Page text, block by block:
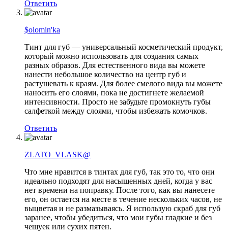
Ответить
$olomin'ka
Тинт для губ — универсальный косметический продукт,
который можно использовать для создания самых
разных образов. Для естественного вида вы можете
нанести небольшое количество на центр губ и
растушевать к краям. Для более смелого вида вы можете
наносить его слоями, пока не достигнете желаемой
интенсивности. Просто не забудьте промокнуть губы
салфеткой между слоями, чтобы избежать комочков.
Ответить
ZLATO_VLASK@
Что мне нравится в тинтах для губ, так это то, что они
идеально подходят для насыщенных дней, когда у вас
нет времени на поправку. После того, как вы нанесете
его, он остается на месте в течение нескольких часов, не
выцветая и не размазываясь. Я использую скраб для губ
заранее, чтобы убедиться, что мои губы гладкие и без
чешуек или сухих пятен.